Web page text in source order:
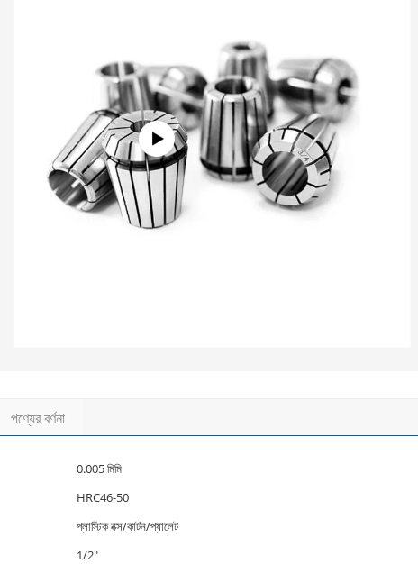
পণ্যের বর্ণনা
0.005 মিমি
HRC46-50
প্লাস্টিক বক্স/কার্টন/প্যালেট
1/2"